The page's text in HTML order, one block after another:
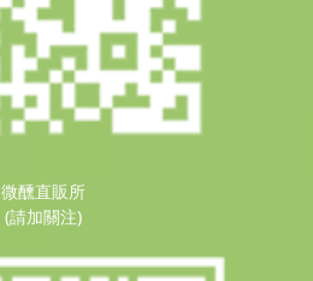
微醺直販所
(請加關注)